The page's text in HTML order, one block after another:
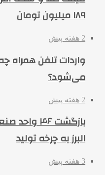
۱۸۹ میلیون تومان
2 هفته پیش
واردات تلفن همراه
می‌شود؟
2 هفته پیش
بازگشت ۴۶
البرز به چرخه تولید
3 هفته پیش